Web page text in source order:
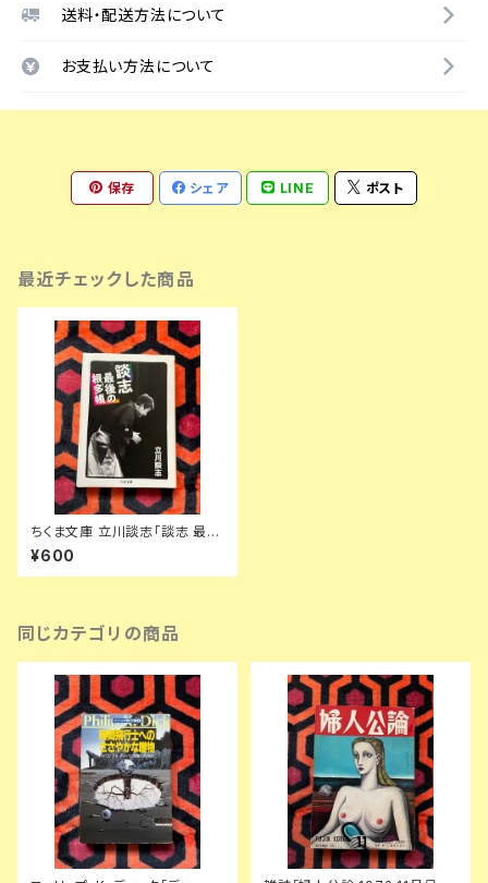
送料・配送方法について
お支払い方法について
保存 シェア LINE ポスト
最近チェックした商品
ちくま文庫 立川談志「談志 最後
の根多帳」初版 解説:広瀬和生
筑摩書房
¥600
同じカテゴリの商品